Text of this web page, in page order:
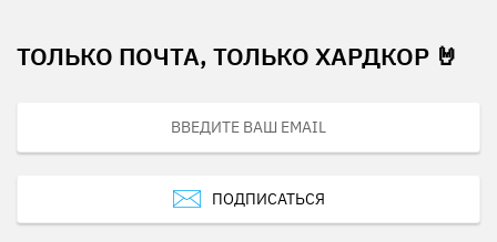
ТОЛЬКО ПОЧТА, ТОЛЬКО ХАРДКОР 🤘
ПОДПИСАТЬСЯ